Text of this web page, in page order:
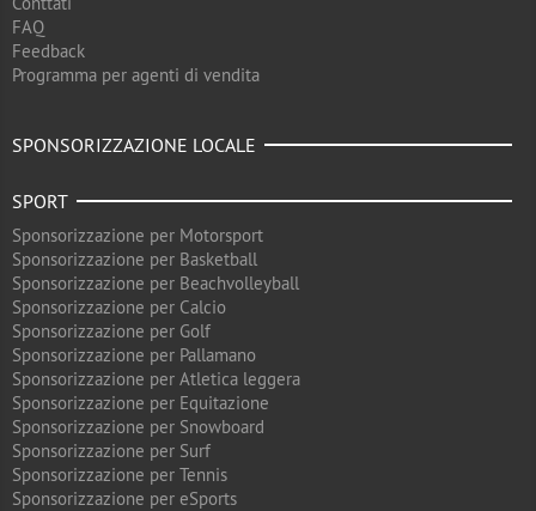
FAQ
Feedback
Programma per agenti di vendita
SPONSORIZZAZIONE LOCALE
SPORT
Sponsorizzazione per Motorsport
Sponsorizzazione per Basketball
Sponsorizzazione per Beachvolleyball
Sponsorizzazione per Calcio
Sponsorizzazione per Golf
Sponsorizzazione per Pallamano
Sponsorizzazione per Atletica leggera
Sponsorizzazione per Equitazione
Sponsorizzazione per Snowboard
Sponsorizzazione per Surf
Sponsorizzazione per Tennis
Sponsorizzazione per eSports